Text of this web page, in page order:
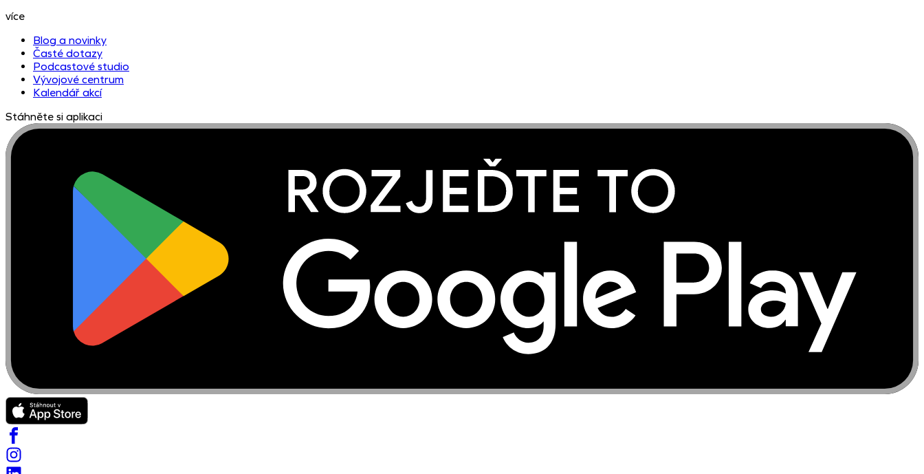
více
Blog a novinky
Časté dotazy
Podcastové studio
Vývojové centrum
Kalendář akcí
Stáhněte si aplikaci